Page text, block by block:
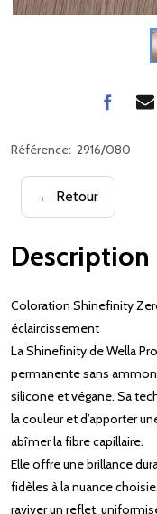
Référence: 2916/080
← Retour
Description
Coloration Shinefinity
éclaircissement
La Shinefinity de Wella
permanente sans
silicone et végane. Sa
la couleur et d’apporter
abîmer la fibre capillaire.
Elle offre une brillance
fidèles à la nuance
raviver un reflet,